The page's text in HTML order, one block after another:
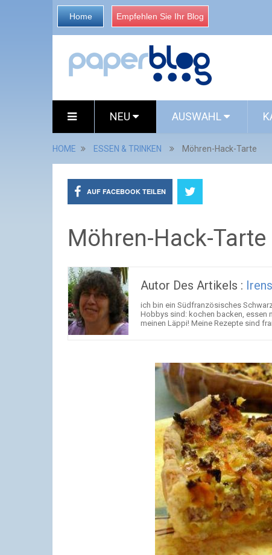
Home Empfehlen Sie Ihr Blog
NEU AUSWAHL
HOME ESSEN & TRINKEN Möhren-Hack-Tarte
AUF FACEBOOK TEILEN
Möhren-Hack-Tarte
Autor Des Artikels :
ich bin ein Südfranzösisches
Hobbys sind: kochen backen, essen
meinen Läppi! Meine Rezepte sind